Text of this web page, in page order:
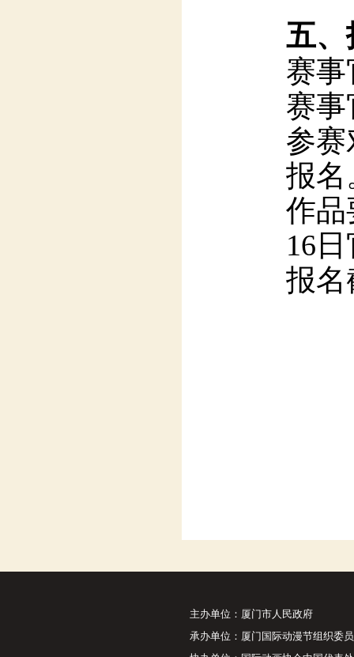
赛事
参赛
报名
作品
16
报名